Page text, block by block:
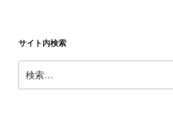
サイト内検索
索: